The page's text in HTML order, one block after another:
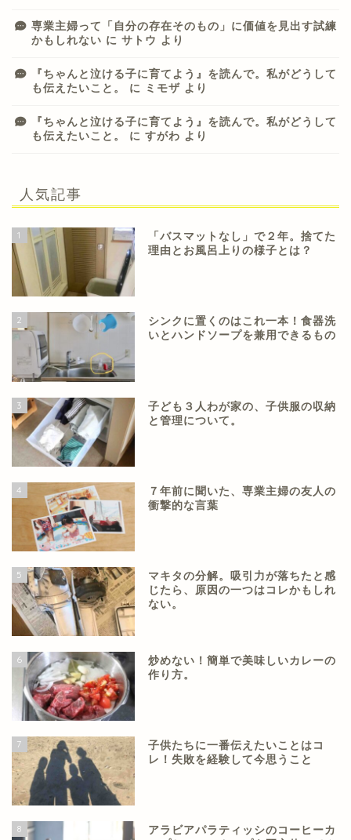
専業主婦って「自分の存在そのもの」に価値を見出す試練
かもしれない に サトウ より
『ちゃんと泣ける子に育てよう』を読んで。私がどうして
も伝えたいこと。
に ミモザ より
『ちゃんと泣ける子に育てよう』を読んで。私がどうして
も伝えたいこと。
に すがわ より
人気記事
1
「バスマットなし」で２年。捨てた
理由とお風呂上りの様子とは？
2
シンクに置くのはこれ一本！食器洗
いとハンドソープを兼用できるもの
3
子ども３人わが家の、子供服の収納
と管理について。
4
７年前に聞いた、専業主婦の友人の
衝撃的な言葉
5
マキタの分解。吸引力が落ちたと感
じたら、原因の一つはコレかもしれ
ない。
6
炒めない！簡単で美味しいカレーの
作り方。
7
子供たちに一番伝えたいことはコ
レ！失敗を経験して今思うこと
8
アラビアパラティッシのコーヒーカ